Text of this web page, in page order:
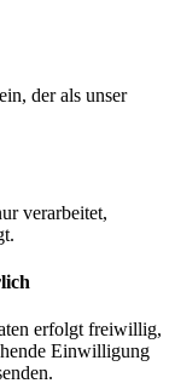
der als unser
verarbeitet,
erfolgt freiwillig,
Einwilligung